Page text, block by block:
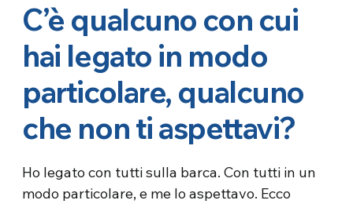
C’è qualcuno con cui
hai legato in modo
particolare, qualcuno
che non ti aspettavi?
Ho legato con tutti sulla barca. Con tutti in un
modo particolare, e me lo aspettavo. Ecco